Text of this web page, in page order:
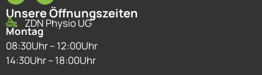
Unsere Öffnungszeiten
ZDN Physio UG
Montag
08:30Uhr – 12:00Uhr
14:30Uhr – 18:00Uhr